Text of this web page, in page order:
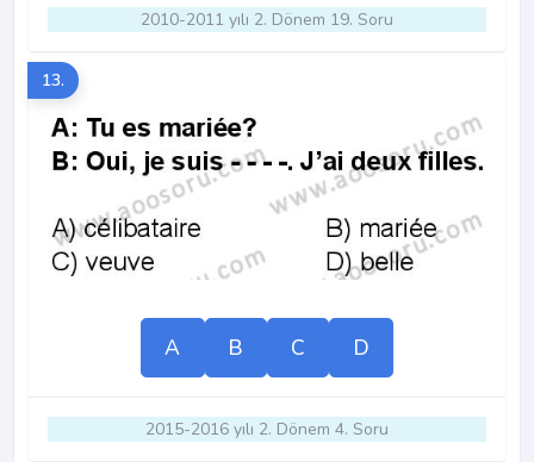
2010-2011 yılı 2. Dönem 19. Soru
13.
A B C D
2015-2016 yılı 2. Dönem 4. Soru